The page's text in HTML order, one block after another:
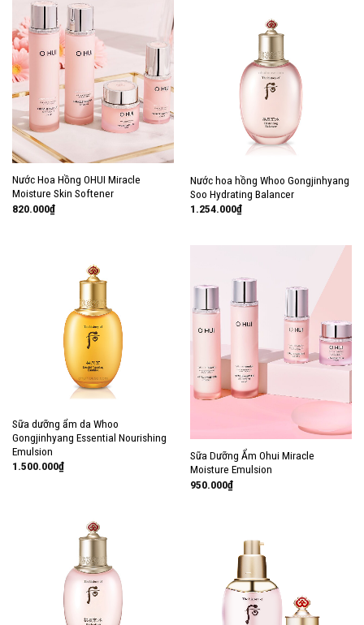
Nước Hoa Hồng OHUI Miracle
Moisture Skin Softener
820.000₫
Nước hoa hồng Whoo Gongjinhyang
Soo Hydrating Balancer
1.254.000₫
Sữa dưỡng ẩm da Whoo
Gongjinhyang Essential Nourishing
Emulsion
1.500.000₫
Sữa Dưỡng Ẩm Ohui Miracle
Moisture Emulsion
950.000₫